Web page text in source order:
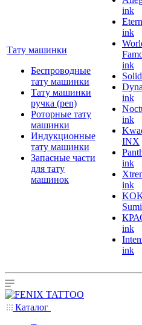
Тату машинки
Беспроводные
тату машинки
Тату машинки
ручка (pen)
Роторные тату
машинки
Индукционные
тату машинки
Запасные части
для тату
машинок
ink
ink
ink
ink
ink
INX
ink
ink
Sumi
ink
ink
Каталог